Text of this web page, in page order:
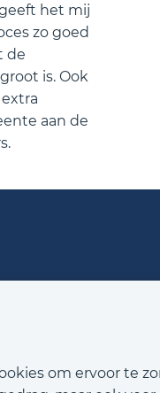
om ervoor te
het mij
zo goed
de
is. Ook
aan de